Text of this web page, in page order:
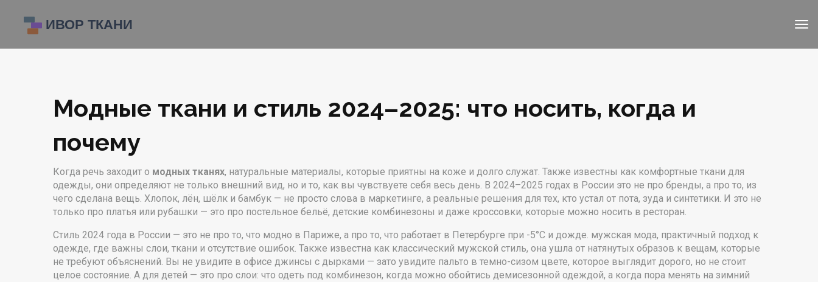
Модные ткани и стиль 2024–2025: что носить, когда и
почему
Когда речь заходит о модных тканях, натуральные материалы, которые приятны на коже и долго служат. Также известны как комфортные ткани для
одежды, они определяют не только внешний вид, но и то, как вы чувствуете себя весь день. В 2024–2025 годах в России это не про бренды, а про то, из
чего сделана вещь. Хлопок, лён, шёлк и бамбук — не просто слова в маркетинге, а реальные решения для тех, кто устал от пота, зуда и синтетики. И это не
только про платья или рубашки — это про постельное бельё, детские комбинезоны и даже кроссовки, которые можно носить в ресторан.
Стиль 2024 года в России — это не про то, что модно в Париже, а про то, что работает в Петербурге при -5°C и дожде. мужская мода, практичный подход к
одежде, где важны слои, ткани и отсутствие ошибок. Также известна как классический мужской стиль, она ушла от натянутых образов к вещам, которые
не требуют объяснений. Вы не увидите в офисе джинсы с дырками — зато увидите пальто в темно-сизом цвете, которое выглядит дорого, но не стоит
целое состояние. А для детей — это про слои: что одеть под комбинезон, когда можно обойтись демисезонной одеждой, а когда пора менять на зимний